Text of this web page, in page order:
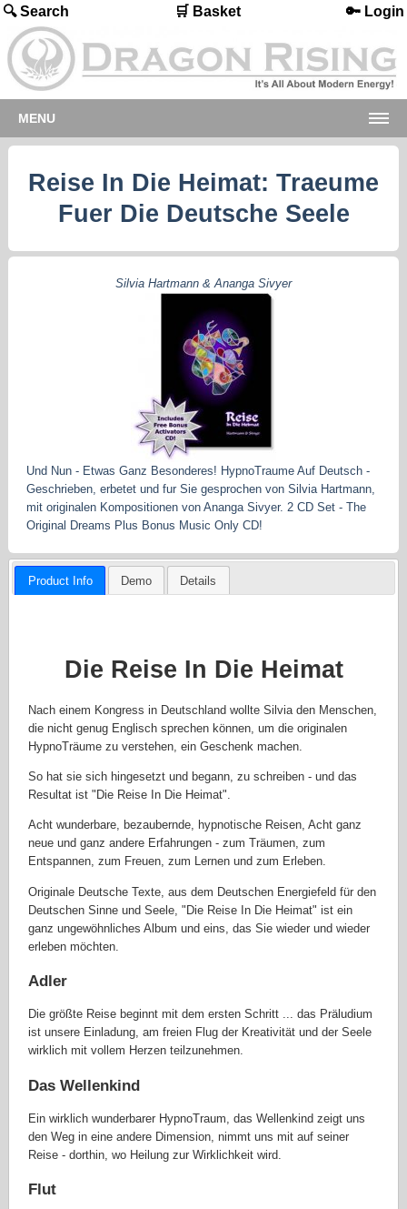
🔍 Search 🛒 Basket 🔑 Login
MENU
Reise In Die Heimat: Traeume
Fuer Die Deutsche Seele
Silvia Hartmann & Ananga Sivyer
Und Nun - Etwas Ganz Besonderes! HypnoTraume Auf Deutsch -
Geschrieben, erbetet und fur Sie gesprochen von Silvia Hartmann,
mit originalen Kompositionen von Ananga Sivyer. 2 CD Set - The
Original Dreams Plus Bonus Music Only CD!
Product Info Demo Details
Die Reise In Die Heimat
Nach einem Kongress in Deutschland wollte Silvia den Menschen,
die nicht genug Englisch sprechen können, um die originalen
HypnoTräume zu verstehen, ein Geschenk machen.
So hat sie sich hingesetzt und begann, zu schreiben - und das
Resultat ist "Die Reise In Die Heimat".
Acht wunderbare, bezaubernde, hypnotische Reisen,Acht ganz
neue und ganz andere Erfahrungen - zum Träumen, zum
Entspannen, zum Freuen, zum Lernen und zum Erleben.
Originale Deutsche Texte, aus dem Deutschen Energiefeld fürden
Deutschen Sinne und Seele, "Die Reise In Die Heimat" ist ein
ganz ungewöhnliches Album und eins, das Sie wieder und wieder
erleben möchten.
Adler
Die größte Reise beginnt mit dem ersten Schritt ... das Präludium
ist unsere Einladung, am freien Flug der Kreativität und der Seele
wirklich mit vollem Herzen teilzunehmen.
Das Wellenkind
Ein wirklich wunderbarer HypnoTraum, das Wellenkind zeigt uns
den Weg in eine andere Dimension, nimmt uns mit auf seiner
Reise - dorthin, wo Heilung zur Wirklichkeit wird.
Flut